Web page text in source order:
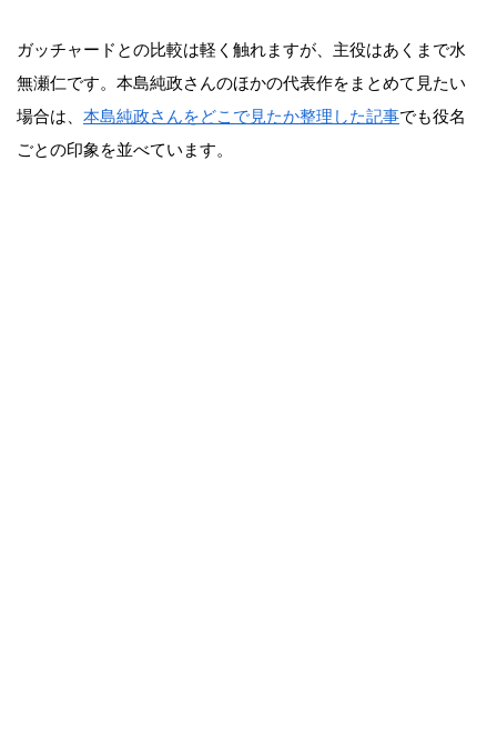
ガッチャードとの比較は軽く触れますが、主役はあくまで水
無瀬仁です。本島純政さんのほかの代表作をまとめて見たい
場合は、 本島純政さんをどこで見たか整理した記事でも役名
ごとの印象を並べています。